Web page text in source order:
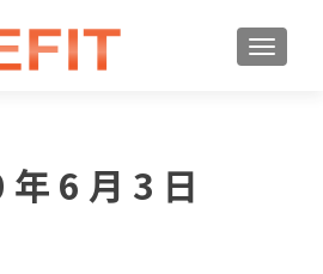
6 月 3 日